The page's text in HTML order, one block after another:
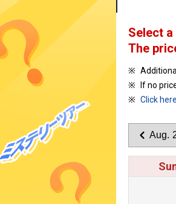
Select
The
If no
Click here
Aug.